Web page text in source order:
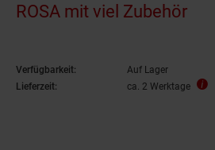
ROSA mit viel Zubehör
Verfügbarkeit:
Auf Lager
Lieferzeit:
ca. 2 Werktage